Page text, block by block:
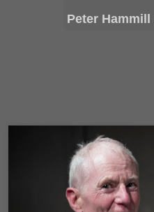
Peter Hammill